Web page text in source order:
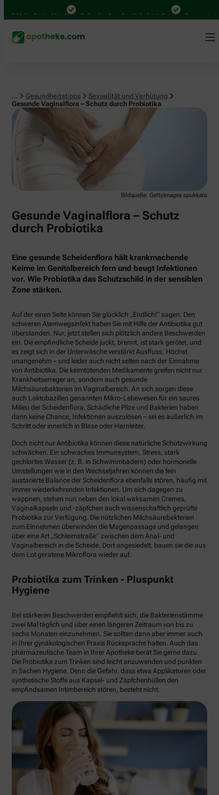
Mal in Deutschland Online bei Ihrer Apotheke bestellen Bequem
... Gesundheitstipps
Sexualität und Verhütung
Gesunde Vaginalflora – Schutz durch Probiotika
Sexualität und Verhütung
Bildquelle: GettyImages spukkato
Gesunde Vaginalflora – Schutz
durch Probiotika
Eine gesunde Scheidenflora hält krankmachende
Keime im Genitalbereich fern und beugt Infektionen
vor. Wie Probiotika das Schutzschild in der sensiblen
Zone stärken.
Auf der einen Seite können Sie glücklich „Endlich!“ sagen. Den
schweren Atemwegsinfekt haben Sie mit Hilfe der Antibiotika gut
überstanden. Nur, jetzt stellen sich plötzlich andere Beschwerden
ein. Die empfindliche Scheide juckt, brennt, ist stark gerötet, und
es zeigt sich in der Unterwäsche verstärkt Ausfluss. Höchst
unangenehm – und leider auch nicht selten nach der Einnahme
von Antibiotika. Die keimtötenden Medikamente greifen nicht nur
Krankheitserreger an, sondern auch gesunde
Milchsäurebakterien im Vaginalbereich. An sich sorgen diese
auch Laktobazillen genannten Mikro-Lebewesen für ein saures
Milieu der Scheidenflora. Schädliche Pilze und Bakterien haben
dann keine Chance, Infektionen auszulösen – sei es äußerlich im
Schritt oder innerlich in Blase oder Harnleiter.
Doch nicht nur Antibiotika können diese natürliche Schutzwirkung
schwächen. Ein schwaches Immunsystem, Stress, stark
gechlortes Wasser (z. B. in Schwimmbädern) oder hormonelle
Umstellungen wie in den Wechseljahren können die fein
austarierte Balance der Scheidenflora ebenfalls stören, häufig mit
immer wiederkehrenden Infektionen. Um sich dagegen zu
wappnen, stehen nun neben den lokal wirksamen Cremes,
Vaginalkapseln und -zäpfchen auch wissenschaftlich geprüfte
Probiotika zur Verfügung. Die nützlichen Milchsäurebakterien
zum Einnehmen überwinden die Magenpassage und gelangen
über eine Art „Schleimstraße“ zwischen dem Anal- und
Vaginalbereich in die Scheide. Dort angesiedelt, bauen sie die aus
dem Lot geratene Mikroflora wieder auf.
Probiotika zum Trinken - Pluspunkt
Hygiene
Bei stärkeren Beschwerden empfiehlt sich, die Bakterienstämme
zwei Mal täglich und über einen längeren Zeitraum von bis zu
sechs Monaten einzunehmen. Sie sollten dann aber immer auch
in Ihrer gynäkologischen Praxis Rücksprache halten. Auch das
pharmazeutische Team in Ihrer Apotheke berät Sie gerne dazu.
Die Probiotika zum Trinken sind leicht anzuwenden und punkten
in Sachen Hygiene. Denn die Gefahr, dass etwa Applikatoren oder
synthetische Stoffe aus Kapsel- und Zäpfchenhüllen den
empfindsamen Intimbereich stören, besteht nicht.